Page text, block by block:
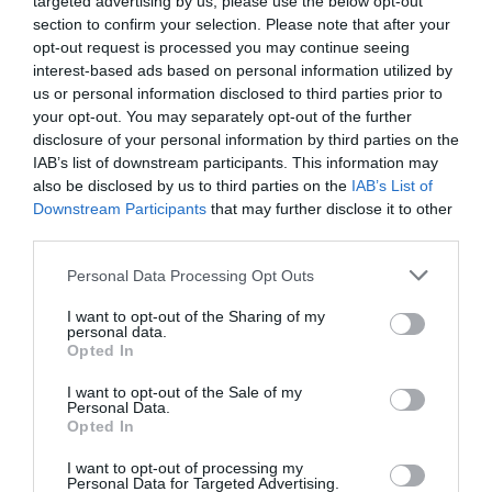
section to confirm your selection. Please note that after your
opt-out request is processed you may continue seeing
interest-based ads based on personal information utilized by
us or personal information disclosed to third parties prior to
your opt-out. You may separately opt-out of the further
disclosure of your personal information by third parties on the
IAB’s list of downstream participants. This information may
also be disclosed by us to third parties on the IAB’s List of
Downstream Participants that may further disclose it to other
Personal Data Processing Opt Outs
I want to opt-out of the Sharing of my
personal data.
Opted In
I want to opt-out of the Sale of my
Personal Data.
Opted In
I want to opt-out of processing my
Personal Data for Targeted Advertising.
εταιρίας. Η ζωή του θα αλλάξει για τα καλά όταν μάθει
πως είναι φορέας ενός σεξουαλικώς μεταδιδόμενου ιού,
ο οποίος είναι θανατηφόρος μόνο για τις γυναίκες. Ο
Άρης όμως είναι και η μοναδική ελπίδα για τη δημιουργία
ενός εμβολίου. Αρκεί να βρει ποια από τις πρώην
συντρόφους του του μετέδωσε τον ιό αρχικά.
Σε μια ταινία που μικρές λεπτομέρειες κάνουν τη
διαφορά, όπως ο λαρυγγόφωνος χαρακτήρας του
Βαγγέλη Μουρίκη, γινόμαστε μάρτυρες μιας αναζήτησης
και φόβο. Όμως ο Άρης είναι κτηνωδώς ανέκφραστος,
μάλλον απέχων από τη ζωή του και γίνεται εύκολα
αντιπαθής, αλλά ταυτόχρονα και ο ρέμπελος εαυτός
που θα θέλαμε να έχουμε, ιδίως σε τόσο κρίσιμες